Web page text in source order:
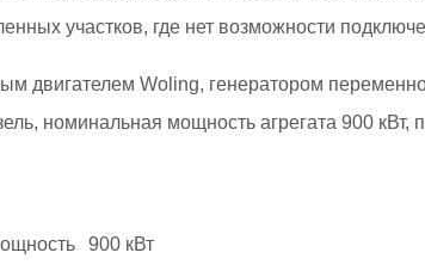
участков, где нет возможности
двигателем Woling, генератором
номинальная мощность агрегата 900
900 кВт